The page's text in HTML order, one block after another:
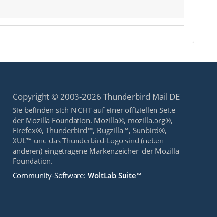
Copyright © 2003-2026 Thunderbird Mail DE
Sie befinden sich NICHT auf einer offiziellen Seite
der Mozilla Foundation. Mozilla®, mozilla.org®,
Firefox®, Thunderbird™, Bugzilla™, Sunbird®,
XUL™ und das Thunderbird-Logo sind (neben
anderen) eingetragene Markenzeichen der Mozilla
Foundation.
Community-Software:WoltLab Suite™